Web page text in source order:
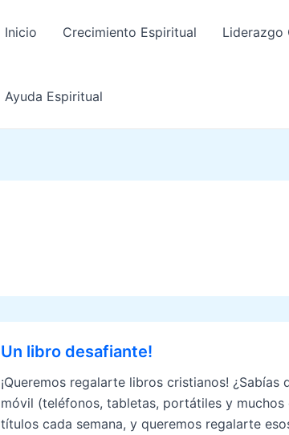
Inicio Crecimiento Espiritual Liderazgo
Ayuda Espiritual
Un libro desafiante!
¡Queremos regalarte libros cristianos!
móvil (teléfonos, tabletas, portátiles y
títulos cada semana, y queremos regalarte